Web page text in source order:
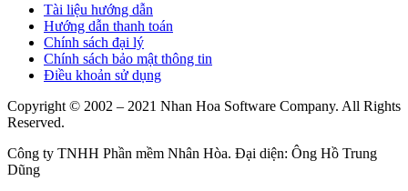
Tài liệu hướng dẫn
Hướng dẫn thanh toán
Chính sách đại lý
Chính sách bảo mật thông tin
Điều khoản sử dụng
Copyright © 2002 – 2021 Nhan Hoa Software Company. All Rights
Reserved.
Công ty TNHH Phần mềm Nhân Hòa. Đại diện: Ông Hồ Trung
Dũng